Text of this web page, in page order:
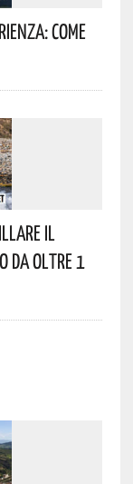
Come
Il
Da Oltre 1